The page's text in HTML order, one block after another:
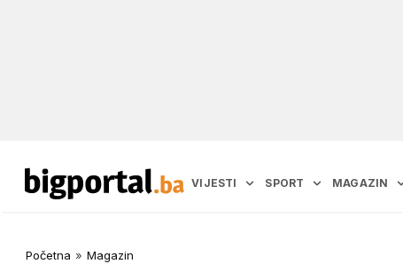
VIJESTI SPORT MAGAZIN
Početna » Magazin